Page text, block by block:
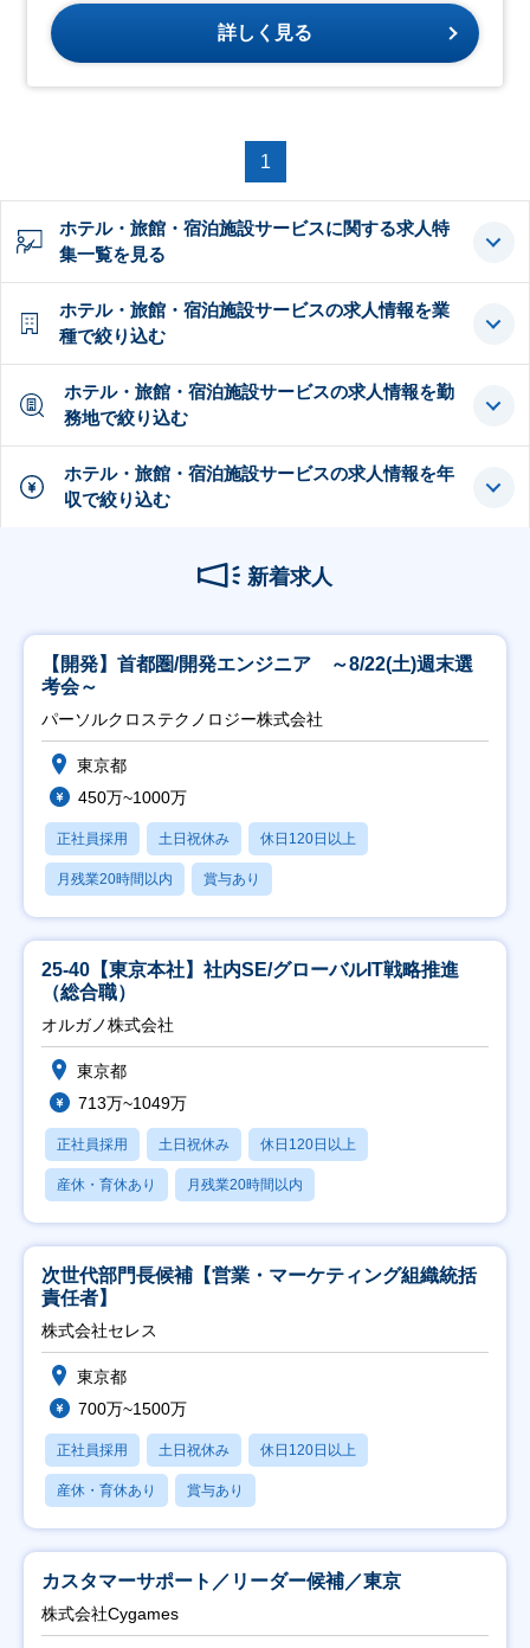
詳しく見る
1
ホテル・旅館・宿泊施設サービスに関する求人特
集一覧を見る
ホテル・旅館・宿泊施設サービスの求人情報を業
種で絞り込む
ホテル・旅館・宿泊施設サービスの求人情報を勤
務地で絞り込む
ホテル・旅館・宿泊施設サービスの求人情報を年
収で絞り込む
新着求人
【開発】首都圏/開発エンジニア ～8/22(土)週末選
考会～
パーソルクロステクノロジー株式会社
東京都
450万~1000万
正社員採用 土日祝休み 休日120日以上
月残業20時間以内 賞与あり
25-40【東京本社】社内SE/グローバルIT戦略推進
（総合職）
オルガノ株式会社
東京都
713万~1049万
正社員採用 土日祝休み 休日120日以上
産休・育休あり 月残業20時間以内
次世代部門長候補【営業・マーケティング組織統括
責任者】
株式会社セレス
東京都
700万~1500万
正社員採用 土日祝休み 休日120日以上
産休・育休あり 賞与あり
カスタマーサポート／リーダー候補／東京
株式会社Cygames